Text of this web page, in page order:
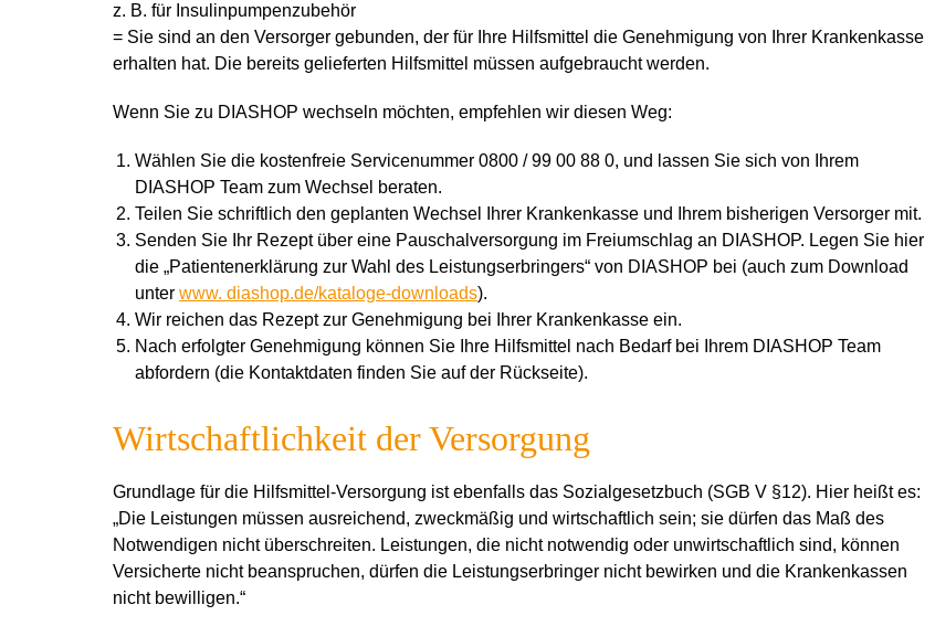
z. B. für Insulinpumpenzubehör
= Sie sind an den Versorger gebunden, der für Ihre Hilfsmittel die Genehmigung von Ihrer Krankenkasse
erhalten hat. Die bereits gelieferten Hilfsmittel müssen aufgebraucht werden.
Wenn Sie zu DIASHOP wechseln möchten, empfehlen wir diesen Weg:
Wählen Sie die kostenfreie Servicenummer 0800 / 99 00 88 0, und lassen Sie sich von Ihrem
DIASHOP Team zum Wechsel beraten.
Teilen Sie schriftlich den geplanten Wechsel Ihrer Krankenkasse und Ihrem bisherigen Versorger mit.
Senden Sie Ihr Rezept über eine Pauschalversorgung im Freiumschlag an DIASHOP. Legen Sie hier
die „Patientenerklärung zur Wahl des Leistungserbringers“ von DIASHOP bei (auch zum Download
unter www. diashop.de/kataloge-downloads).
Wir reichen das Rezept zur Genehmigung bei Ihrer Krankenkasse ein.
Nach erfolgter Genehmigung können Sie Ihre Hilfsmittel nach Bedarf bei Ihrem DIASHOP Team
abfordern (die Kontaktdaten finden Sie auf der Rückseite).
Wirtschaftlichkeit der Versorgung
Grundlage für die Hilfsmittel-Versorgung ist ebenfalls das Sozialgesetzbuch (SGB V §12). Hier heißt es:
„Die Leistungen müssen ausreichend, zweckmäßig und wirtschaftlich sein; sie dürfen das Maß des
Notwendigen nicht überschreiten. Leistungen, die nicht notwendig oder unwirtschaftlich sind, können
Versicherte nicht beanspruchen, dürfen die Leistungserbringer nicht bewirken und die Krankenkassen
nicht bewilligen.“